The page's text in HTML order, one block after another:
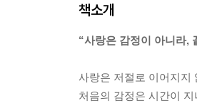
책소개
“사랑은 감정이 아니라,
사랑은 저절로 이어지지
처음의 감정은 시간이